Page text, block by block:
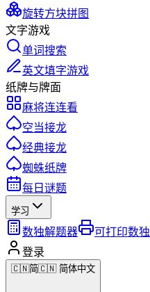
旋转方块拼图
文字游戏
单词搜索
英文填字游戏
纸牌与牌面
麻将连连看
空当接龙
经典接龙
蜘蛛纸牌
每日谜题
学习
数独解题器 可打印数独
登录
🇨🇳简🇨🇳 简体中文